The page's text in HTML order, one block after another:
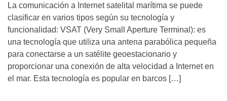
La comunicación a Internet satelital marítima se puede
clasificar en varios tipos según su tecnología y
funcionalidad: VSAT (Very Small Aperture Terminal): es
una tecnología que utiliza una antena parabólica pequeña
para conectarse a un satélite geoestacionario y
proporcionar una conexión de alta velocidad a Internet en
el mar. Esta tecnología es popular en barcos […]